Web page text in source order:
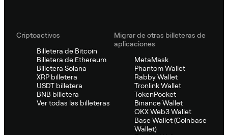
Criptoactivos
Billetera de Bitcoin
Billetera de Ethereum
Billetera Solana
XRP billetera
USDT billetera
BNB billetera
Ver todas las billeteras
Migrar de otras billeteras de
aplicaciones
MetaMask
Phantom Wallet
Rabby Wallet
Tronlink Wallet
TokenPocket
Binance Wallet
OKX Web3 Wallet
Base Wallet (Coinbase
Wallet)